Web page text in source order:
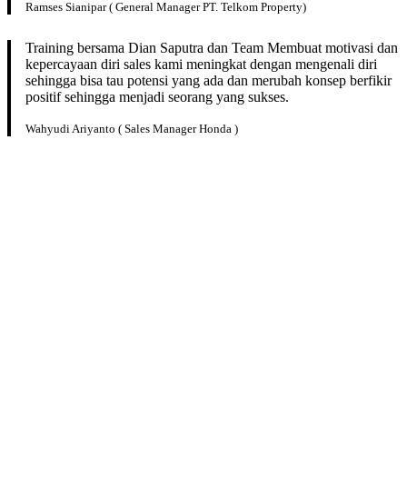
Ramses Sianipar ( General Manager PT. Telkom Property)
Training bersama Dian Saputra dan Team Membuat motivasi dan
kepercayaan diri sales kami meningkat dengan mengenali diri
sehingga bisa tau potensi yang ada dan merubah konsep berfikir
positif sehingga menjadi seorang yang sukses.
Wahyudi Ariyanto ( Sales Manager Honda )